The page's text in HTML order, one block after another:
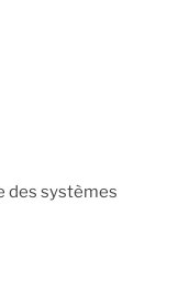
des systèmes